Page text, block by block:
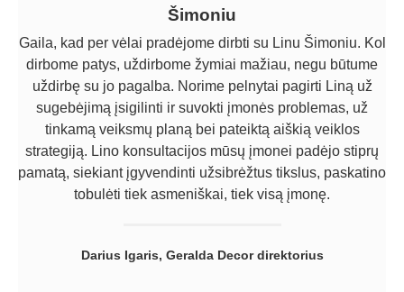
Šimoniu
Gaila, kad per vėlai pradėjome dirbti su Linu Šimoniu. Kol
dirbome patys, uždirbome žymiai mažiau, negu būtume
uždirbę su jo pagalba. Norime pelnytai pagirti Liną už
sugebėjimą įsigilinti ir suvokti įmonės problemas, už
tinkamą veiksmų planą bei pateiktą aiškią veiklos
strategiją. Lino konsultacijos mūsų įmonei padėjo stiprų
pamatą, siekiant įgyvendinti užsibrėžtus tikslus, paskatino
tobulėti tiek asmeniškai, tiek visą įmonę.
Darius Igaris, Geralda Decor direktorius